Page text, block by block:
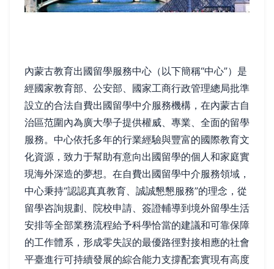
內蒙古教育出國留學服務中心（以下簡稱“中心”）是
經國家教育部、公安部、國家工商行政管理總局批準
設立的合法自費出國留學中介服務機構，在內蒙古自
治區范圍內為廣大學子提供權威、專業、全面的留學
服務。中心依托多年的行業經驗與豐富的國際教育文
化資源，致力于幫助有意向出國留學的個人和家庭實
現海外深造的夢想。在自費出國留學中介服務領域，
中心秉持“認認真真教育、誠誠懇懇服務”的理念，從
留學咨詢規劃、院校申請、簽證輔導到境外留學生活
安排等全部業務流程給予科學恰當的建議和可靠保障
的工作體系，形成零失誤的最優路徑對接相應的社會
平臺進行可持續發展的綜合能力支撐配套實現有高度